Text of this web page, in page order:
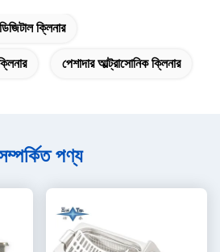
ক্লিনার
পেশাদার আল্ট্রাসোনিক ক্লিনার
পণ্য